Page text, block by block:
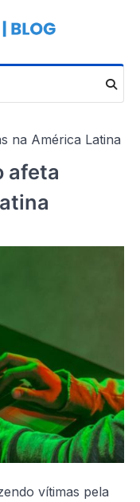
na América Latina
afeta
vítimas pela